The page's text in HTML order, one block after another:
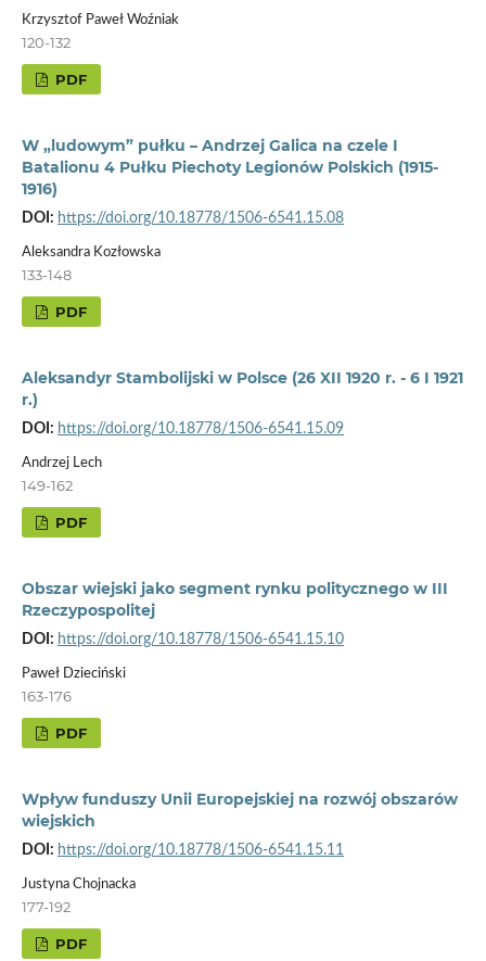
Krzysztof Paweł Woźniak
120-132
PDF
W „ludowym” pułku – Andrzej Galica na czele I
Batalionu 4 Pułku Piechoty Legionów Polskich (1915-
1916)
DOI: https://doi.org/10.18778/1506-6541.15.08
Aleksandra Kozłowska
133-148
PDF
Aleksandyr Stambolijski w Polsce (26 XII 1920 r. - 6 I 1921
r.)
DOI: https://doi.org/10.18778/1506-6541.15.09
Andrzej Lech
149-162
PDF
Obszar wiejski jako segment rynku politycznego w III
Rzeczypospolitej
DOI: https://doi.org/10.18778/1506-6541.15.10
Paweł Dzieciński
163-176
PDF
Wpływ funduszy Unii Europejskiej na rozwój obszarów
wiejskich
DOI: https://doi.org/10.18778/1506-6541.15.11
Justyna Chojnacka
177-192
PDF